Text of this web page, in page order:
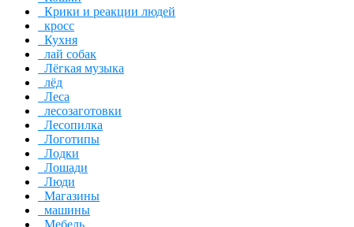
Крики и реакции людей
кросс
Кухня
лай собак
Лёгкая музыка
лёд
Леса
лесозаготовки
Лесопилка
Логотипы
Лодки
Лошади
Люди
Магазины
машины
Мебель